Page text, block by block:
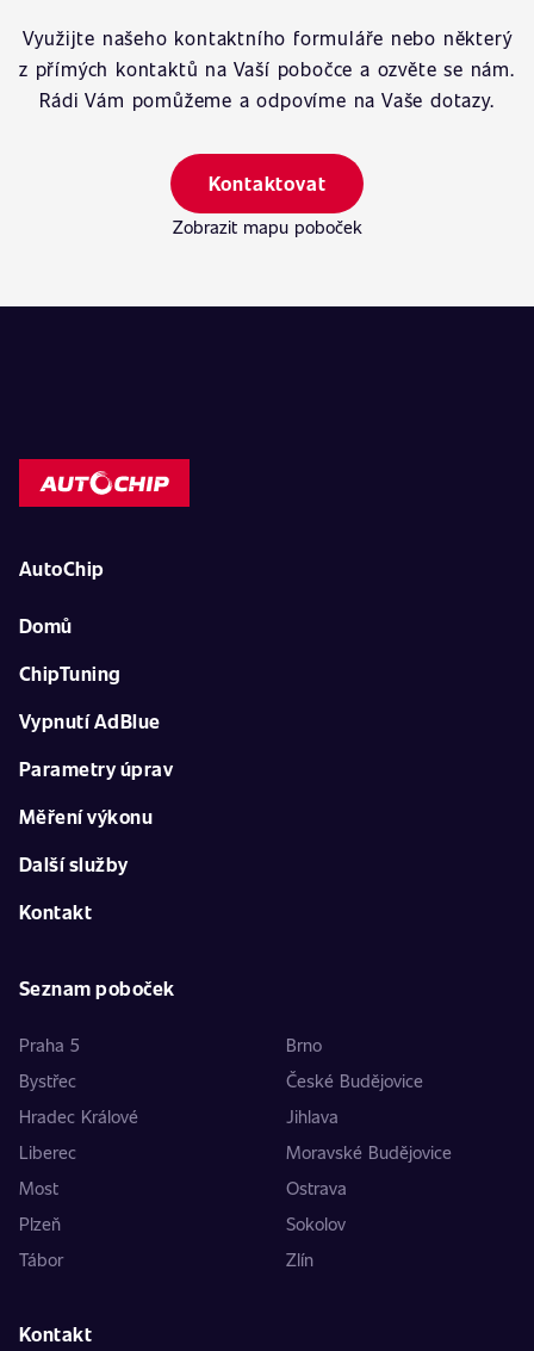
Využijte našeho kontaktního formuláře nebo některý
z přímých kontaktů na Vaší pobočce a ozvěte se nám.
Rádi Vám pomůžeme a odpovíme na Vaše dotazy.
Kontaktovat
Zobrazit mapu poboček
AutoChip
Domů
ChipTuning
Vypnutí AdBlue
Parametry úprav
Měření výkonu
Další služby
Kontakt
Seznam poboček
Praha 5
Brno
Bystřec
České Budějovice
Hradec Králové
Jihlava
Liberec
Moravské Budějovice
Most
Ostrava
Plzeň
Sokolov
Tábor
Zlín
Kontakt